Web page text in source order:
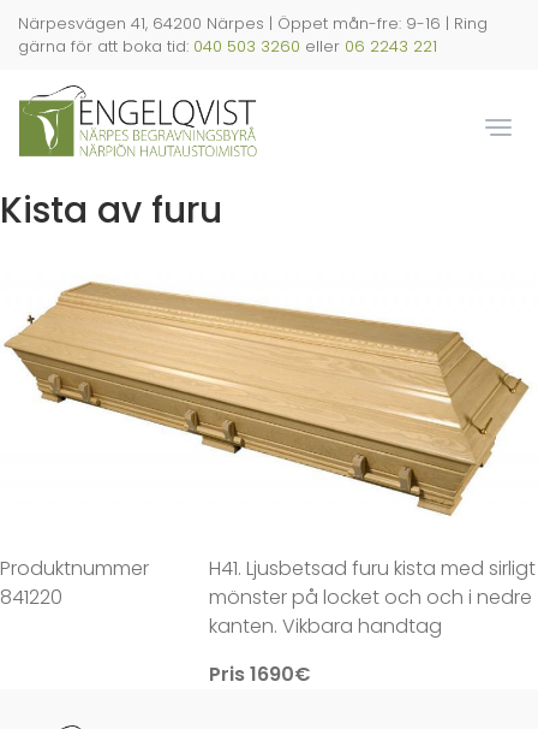
Hoppa
Närpesvägen 41, 64200 Närpes | Öppet mån-fre: 9-16 | Ring
gärna för att boka tid: 040 503 3260 eller 06 2243 221
Kista av furu
Produktnummer
841220
H41. Ljusbetsad furu kista med sirligt
mönster på locket och och i nedre
kanten. Vikbara handtag
Pris 1690€